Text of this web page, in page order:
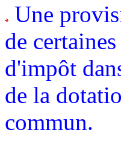
Une
de
d'impôt
de la
commun.